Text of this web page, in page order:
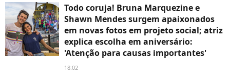
Todo coruja! Bruna Marquezine e
Shawn Mendes surgem apaixonados
em novas fotos em projeto social; atriz
explica escolha em aniversário:
'Atenção para causas importantes'
18:02